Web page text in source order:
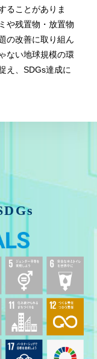
ることがありま
や残置物・放置物
の改善に取り組ん
ない地球規模の環
え、SDGs達成に